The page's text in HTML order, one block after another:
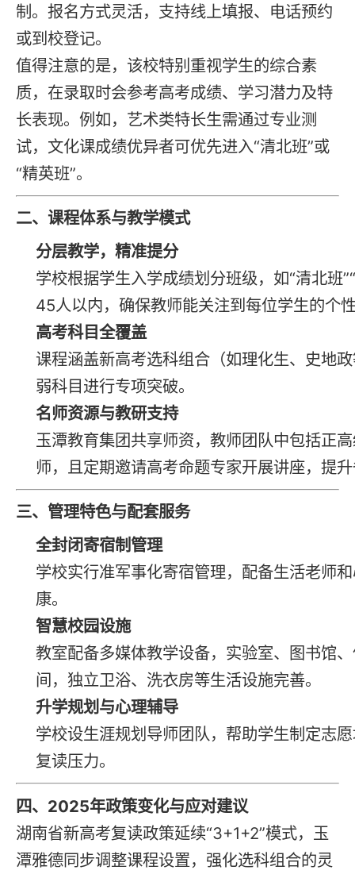
制。报名方式灵活，支持线上填报、电话预约
或到校登记。
值得注意的是，该校特别重视学生的综合素
质，在录取时会参考高考成绩、学习潜力及特
长表现。例如，艺术类特长生需通过专业测
试，文化课成绩优异者可优先进入“清北班”或
“精英班”。
二、课程体系与教学模式
分层教学，精准提分
学校根据学生入学成绩划分班级，如“清北班
45人以内，确保教师能关注到每位学生的个
高考科目全覆盖
课程涵盖新高考选科组合（如理化生、史地
弱科目进行专项突破。
名师资源与教研支持
玉潭教育集团共享师资，教师团队中包括正
师，且定期邀请高考命题专家开展讲座，提
三、管理特色与配套服务
全封闭寄宿制管理
学校实行准军事化寄宿管理，配备生活老师
康。
智慧校园设施
教室配备多媒体教学设备，实验室、图书馆
间，独立卫浴、洗衣房等生活设施完善。
升学规划与心理辅导
学校设生涯规划导师团队，帮助学生制定志
复读压力。
四、2025年政策变化与应对建议
湖南省新高考复读政策延续“3+1+2”模式，玉
潭雅德同步调整课程设置，强化选科组合的灵